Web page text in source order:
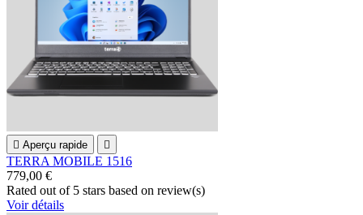
 Aperçu rapide 
TERRA MOBILE 1516
779,00 €
Rated out of 5 stars based on review(s)
Voir détails